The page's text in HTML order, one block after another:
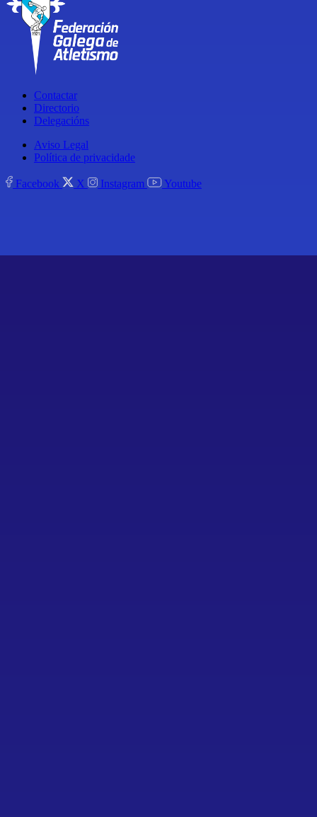
Contactar
Directorio
Delegacións
Aviso Legal
Política de privacidade
Facebook X Instagram Youtube